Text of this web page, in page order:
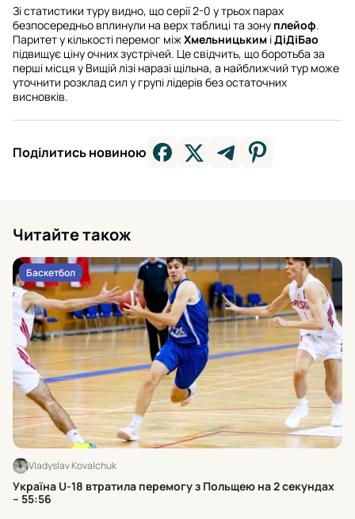
Зі статистики туру видно, що серії 2-0 у трьох парах
безпосередньо вплинули на верх таблиці та зону плейоф.
Паритет у кількості перемог міжХмельницьким іДіДіБао
підвищує ціну очних зустрічей. Це свідчить, що боротьба за
перші місця у Вищій лізі наразі щільна, а найближчий тур може
уточнити розклад сил у групі лідерів без остаточних
висновків.
Поділитись новиною
Читайте також
Баскетбол
Vladyslav Kovalchuk
Україна U-18 втратила перемогу з Польщею на 2 секундах
– 55:56